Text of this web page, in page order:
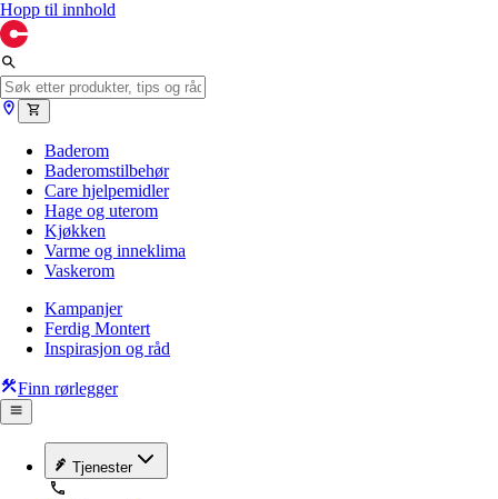
Hopp til innhold
Baderom
Baderomstilbehør
Care hjelpemidler
Hage og uterom
Kjøkken
Varme og inneklima
Vaskerom
Kampanjer
Ferdig Montert
Inspirasjon og råd
Finn rørlegger
Tjenester